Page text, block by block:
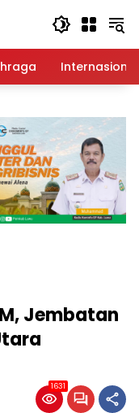
Internasional
Jembatan
1631